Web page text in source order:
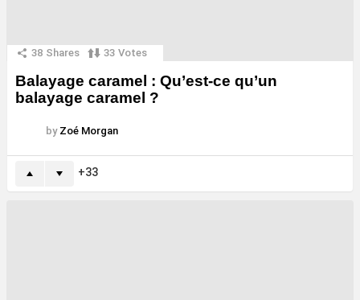
38 Shares 33 Votes
Balayage caramel : Qu’est-ce qu’un
balayage caramel ?
by Zoé Morgan
33